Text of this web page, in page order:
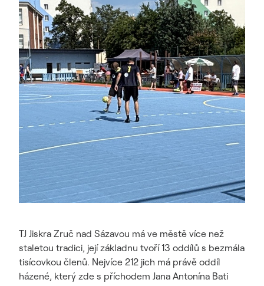
TJ Jiskra Zruč nad Sázavou má ve městě více než
staletou tradici, její základnu tvoří 13 oddílů s bezmála
tisícovkou členů. Nejvíce 212 jich má právě oddíl
házené, který zde s příchodem Jana Antonína Bati